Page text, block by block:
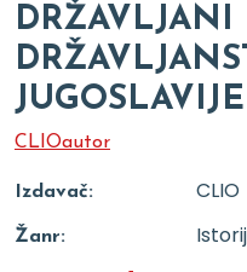
DRŽAVLJANI
JUGOSLAVIJE
CLIOautor
Izdavač: CLIO
Žanr: